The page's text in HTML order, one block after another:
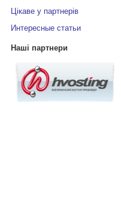
Цікаве у партнерів
Интересные статьи
Наші партнери